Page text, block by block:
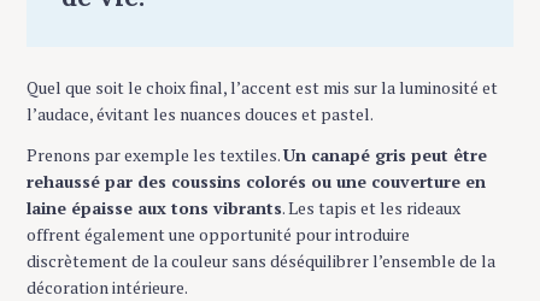
Quel que soit le choix final, l’accent est mis sur la luminosité et
l’audace, évitant les nuances douces et pastel.
Prenons par exemple les textiles.Un canapé gris peut être
rehaussé par des coussins colorés ou une couverture en
laine épaisse aux tons vibrants. Les tapis et les rideaux
offrent également une opportunité pour introduire
discrètement de la couleur sans déséquilibrer l’ensemble de la
décoration intérieure.